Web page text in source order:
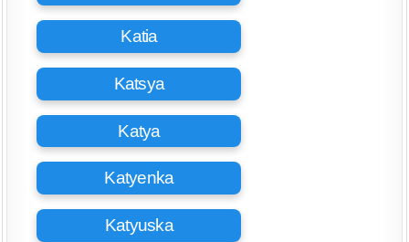
Katia
Katsya
Katya
Katyenka
Katyuska